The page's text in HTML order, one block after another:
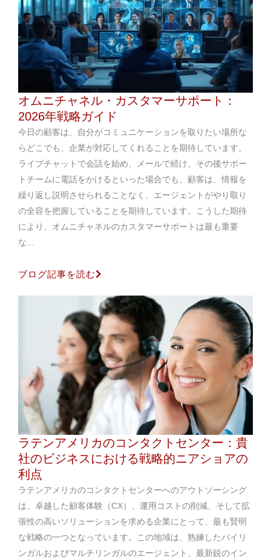
オムニチャネル・カスタマーサポート：
2026年戦略ガイド
今日の顧客は、自分がコミュニケーションを取りたい場所な
らどこでも、企業が対応してくれることを期待しています。
ライブチャットで会話を始め、メールで続け、その後サポー
トチームに電話をかけるといった場合でも、顧客は、情報を
繰り返し説明させられることなく、エージェントがやり取り
の全容を把握していることを期待しています。こうした期待
により、オムニチャネルのカスタマーサポートは最も重要
な...
ブログ記事を読む
ラテンアメリカのコンタクトセンター：貴
社のビジネスにおける戦略的ニアショアの
利点
ラテンアメリカのコンタクトセンターへのアウトソーシング
は、卓越した顧客体験（CX）、運用コストの削減、そして拡
張性の高いソリューションを求める企業にとって、最も賢明
な戦略の一つとなっています。この地域は、熟練したバイリ
ンガルおよびマルチリンガルのエージェント、最新鋭のイン